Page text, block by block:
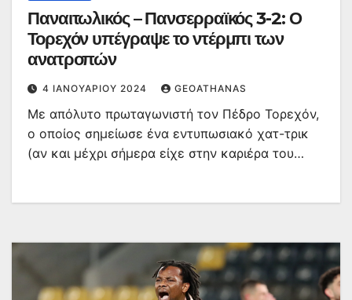
Παναιτωλικός – Πανσερραϊκός 3-2: Ο
Τορεχόν υπέγραψε το ντέρμπι των
ανατροπών
4 ΙΑΝΟΥΑΡΊΟΥ 2024 GEOATHANAS
Με απόλυτο πρωταγωνιστή τον Πέδρο Τορεχόν,
ο οποίος σημείωσε ένα εντυπωσιακό χατ-τρικ
(αν και μέχρι σήμερα είχε στην καριέρα του…